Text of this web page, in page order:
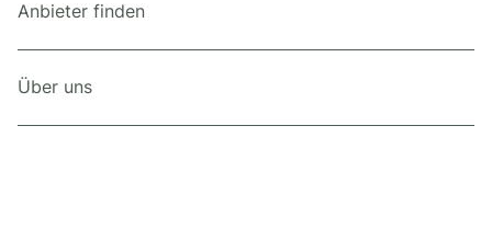
Anbieter finden
Über uns